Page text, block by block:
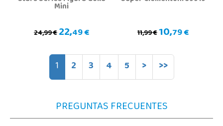
Mini
24,99 €22,49 € 11,99 €10,79 €
1 2 3 4 5 > >>
PREGUNTAS FRECUENTES